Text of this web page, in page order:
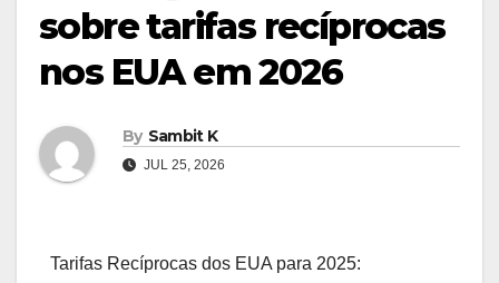
sobre tarifas recíprocas
nos EUA em 2026
By Sambit K
JUL 25, 2026
Tarifas Recíprocas dos EUA para 2025: